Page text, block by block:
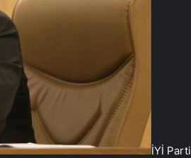
İYİ Parti